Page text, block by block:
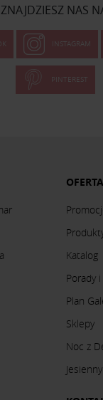
ZNAJDZIESZ NAS
INSTAGRAM
PINTEREST
OFERTA
Katalog
Porady
Plan
Sklepy
Noc z